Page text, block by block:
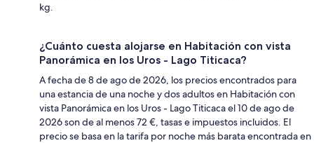
kg.
¿Cuánto cuesta alojarse en Habitación con vista
Panorámica en los Uros - Lago Titicaca?
A fecha de 8 de ago de 2026, los precios encontrados para
una estancia de una noche y dos adultos en Habitación con
vista Panorámica en los Uros - Lago Titicaca el 10 de ago de
2026 son de al menos 72 €, tasas e impuestos incluidos. El
precio se basa en la tarifa por noche más barata encontrada en